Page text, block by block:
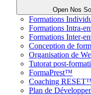
Open Nos
Formations
Formations Intra-
Formations Inter-
Conception de
Organisation de
Tutorat post-
FormaPrest™
Coaching
Plan de